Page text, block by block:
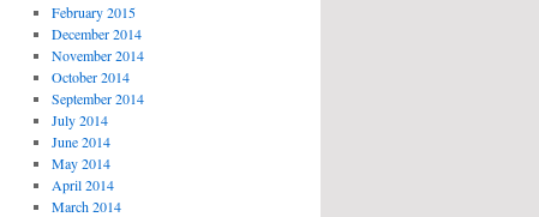
February 2015
December 2014
November 2014
October 2014
September 2014
July 2014
June 2014
May 2014
April 2014
March 2014